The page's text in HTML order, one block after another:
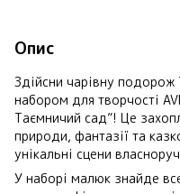
Опис
Здійсни чарівну
набором для творчості
Таємничий сад”! Це
природи, фантазії та
унікальні сцени
У наборі малюк знайде